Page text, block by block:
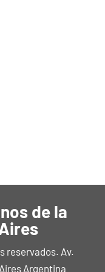
de la
reservados. Av.
Argentina